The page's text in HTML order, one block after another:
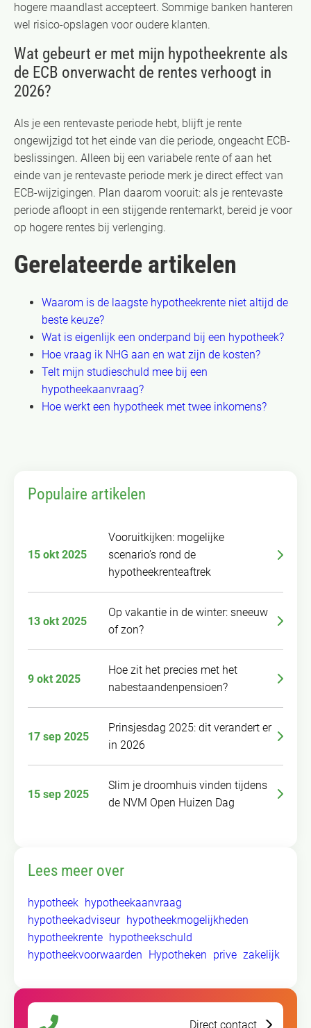
hogere maandlast accepteert. Sommige banken hanteren
wel risico-opslagen voor oudere klanten.
Wat gebeurt er met mijn hypotheekrente als
de ECB onverwacht de rentes verhoogt in
2026?
Als je een rentevaste periode hebt, blijft je rente
ongewijzigd tot het einde van die periode, ongeacht ECB-
beslissingen. Alleen bij een variabele rente of aan het
einde van je rentevaste periode merk je direct effect van
ECB-wijzigingen. Plan daarom vooruit: als je rentevaste
periode afloopt in een stijgende rentemarkt, bereid je voor
op hogere rentes bij verlenging.
Gerelateerde artikelen
Waarom is de laagste hypotheekrente niet altijd de
beste keuze?
Wat is eigenlijk een onderpand bij een hypotheek?
Hoe vraag ik NHG aan en wat zijn de kosten?
Telt mijn studieschuld mee bij een
hypotheekaanvraag?
Hoe werkt een hypotheek met twee inkomens?
Populaire artikelen
15 okt 2025
Vooruitkijken: mogelijke
scenario’s rond de
hypotheekrenteaftrek
13 okt 2025
Op vakantie in de winter: sneeuw
of zon?
9 okt 2025
Hoe zit het precies met het
nabestaandenpensioen?
17 sep 2025
Prinsjesdag 2025: dit verandert er
in 2026
15 sep 2025
Slim je droomhuis vinden tijdens
de NVM Open Huizen Dag
Lees meer over
hypotheek hypotheekaanvraag
hypotheekadviseur hypotheekmogelijkheden
hypotheekrente hypotheekschuld
hypotheekvoorwaarden
Hypotheken prive zakelijk
Direct contact